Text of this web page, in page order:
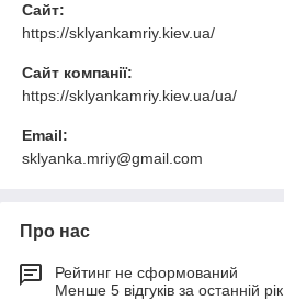
Сайт:
https://sklyankamriy.kiev.ua/
Сайт компанії:
https://sklyankamriy.kiev.ua/ua/
Email:
sklyanka.mriy@gmail.com
Про нас
Рейтинг не сформований
Менше 5 відгуків за останній рік